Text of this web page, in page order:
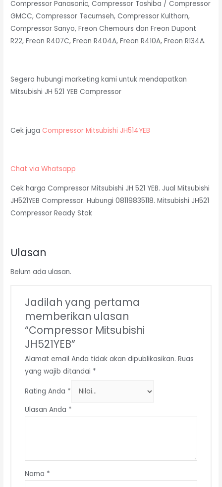
Compressor Panasonic, Compressor Toshiba / Compressor
GMCC, Compressor Tecumseh, Compressor Kulthorn,
Compressor Sanyo, Freon Chemours dan Freon Dupont
R22, Freon R407C, Freon R404A, Freon R410A, Freon R134A.
Segera hubungi marketing kami untuk mendapatkan
Mitsubishi JH 521 YEB Compressor
Cek juga Compressor Mitsubishi JH514YEB
Chat via Whatsapp
Cek harga Compressor Mitsubishi JH 521 YEB. Jual Mitsubishi
JH521YEB Compressor. Hubungi 08119835118. Mitsubishi JH521
Compressor Ready Stok
Ulasan
Belum ada ulasan.
Jadilah yang pertama
memberikan ulasan
“Compressor Mitsubishi
JH521YEB”
Alamat email Anda tidak akan dipublikasikan. Ruas
yang wajib ditandai *
Rating Anda *
Ulasan Anda *
Nama *